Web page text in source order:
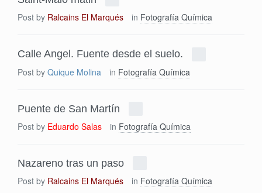
Post by Ralcains El Marqués in Fotografía Química
Calle Angel. Fuente desde el suelo.
Post by Quique Molina in Fotografía Química
Puente de San Martín
Post by Eduardo Salas in Fotografía Química
Nazareno tras un paso
Post by Ralcains El Marqués in Fotografía Química